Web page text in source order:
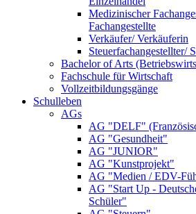
Medizinischer
Fachangestellte
Verkäufer/ Verkäuferin
Steuerfachangestellter/
Bachelor of Arts
Fachschule für Wirtschaft
Vollzeitbildungsgänge
Schulleben
AGs
AG "DELF"
AG "Gesundheit"
AG "JUNIOR"
AG "Kunstprojekt"
AG "Medien / EDV-
AG "Start Up -
Schüler"